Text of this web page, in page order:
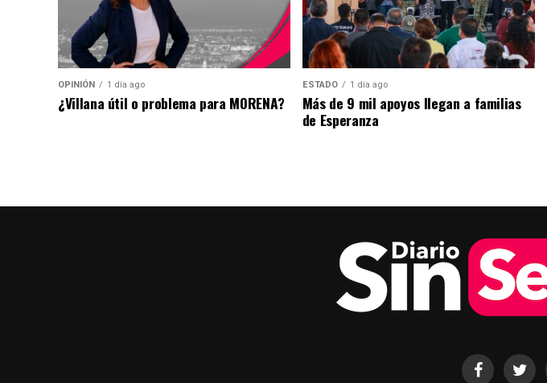
OPINIÓN 1 día ago
¿Villana útil o problema para MORENA?
ESTADO 1 día ago
Más de 9 mil apoyos llegan a familias
de Esperanza